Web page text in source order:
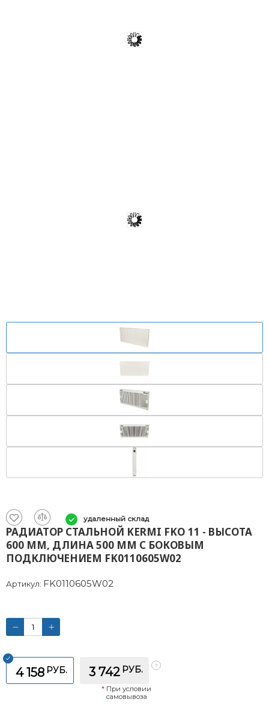
удаленный склад
РАДИАТОР СТАЛЬНОЙ KERMI FKO 11 - ВЫСОТА
600 ММ, ДЛИНА 500 ММ С БОКОВЫМ
ПОДКЛЮЧЕНИЕМ FK0110605W02
Артикул: FK0110605W02
4 158 РУБ. 3 742 РУБ.
* При условии
самовывоза